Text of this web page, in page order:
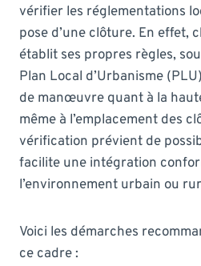
vérifier les réglementations
pose d’une clôture. En effet,
établit ses propres règles,
Plan Local d’Urbanisme
de manœuvre quant à la
même à l’emplacement des
vérification prévient de
facilite une intégration
l’environnement urbain ou
Voici les démarches
ce cadre :